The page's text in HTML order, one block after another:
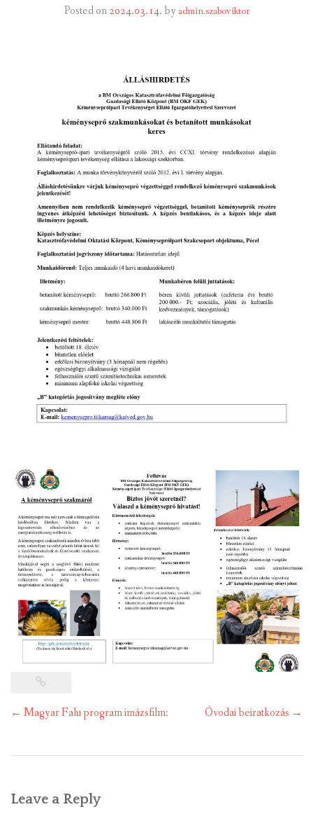
KAPCSOLAT
LETÖLTHETŐ NYOMTATVÁNYOK
VÁLASZTÁS 2026
TELEPÜLÉSIKÉPVISELŐI VAGYONNYILATKOZATOK – 2026.
ROMA NEMZETISÉGI ÖNKORMÁNYZATI KÉPVISELŐK
VAGYONNYILATKOZATA – 2026. ÉV
Posted on2024.03.14.by admin.szaboviktor
Post
← Magyar Falu program imázsfilm: Óvodai beiratkozás →
Leave a Reply